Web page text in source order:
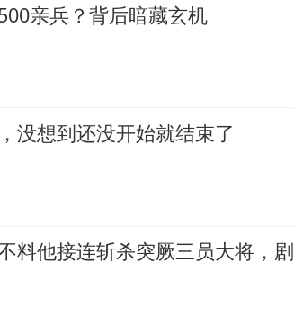
亲兵？背后暗藏玄机
没想到还没开始就结束了
料他接连斩杀突厥三员大将，剧